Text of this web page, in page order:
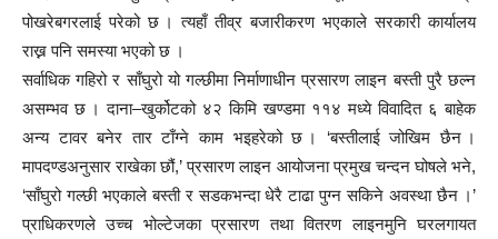
पोखरेबगरलाई परेको छ । त्यहाँ तीव्र बजारीकरण भएकाले सरकारी कार्यालय
राख्न पनि समस्या भएको छ ।
सर्वाधिक गहिरो र साँघुरो यो गल्छीमा निर्माणाधीन प्रसारण लाइन बस्ती पुरै छल्न
असम्भव छ । दाना–खुर्कोटको ४२ किमि खण्डमा ११४ मध्ये विवादित ६ बाहेक
अन्य टावर बनेर तार टाँग्ने काम भइहरेको छ । ‘बस्तीलाई जोखिम छैन ।
मापदण्डअनुसार राखेका छौं,’ प्रसारण लाइन आयोजना प्रमुख चन्दन घोषले भने,
‘साँघुरो गल्छी भएकाले बस्ती र सडकभन्दा धेरै टाढा पुग्न सकिने अवस्था छैन ।’
प्राधिकरणले उच्च भोल्टेजका प्रसारण तथा वितरण लाइनमुनि घरलगायत